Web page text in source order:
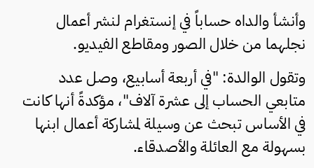
وأنشأ والداه حساباً في إنستغرام لنشر أعمال
نجلهما من خلال الصور ومقاطع الفيديو.
وتقول الوالدة: "في أربعة أسابيع، وصل عدد
متابعي الحساب إلى عشرة آلاف"، مؤكدةً أنها كانت
في الأساس تبحث عن وسيلة لمشاركة أعمال ابنها
بسهولة مع العائلة والأصدقاء.